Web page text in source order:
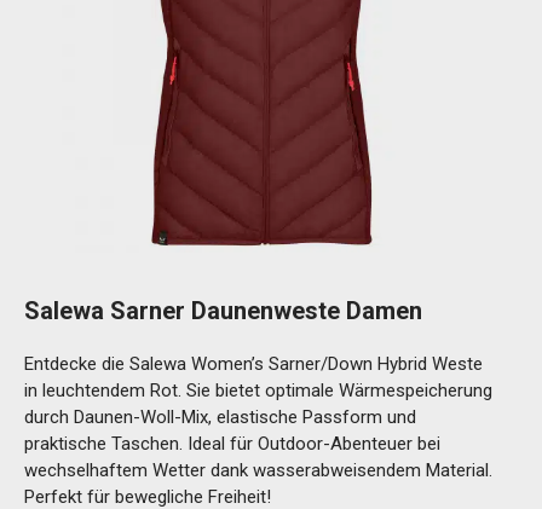
Salewa Sarner Daunenweste Damen
Entdecke die Salewa Women’s Sarner/Down Hybrid Weste
in leuchtendem Rot. Sie bietet optimale Wärmespeicherung
durch Daunen-Woll-Mix, elastische Passform und
praktische Taschen. Ideal für Outdoor-Abenteuer bei
wechselhaftem Wetter dank wasserabweisendem Material.
Perfekt für bewegliche Freiheit!